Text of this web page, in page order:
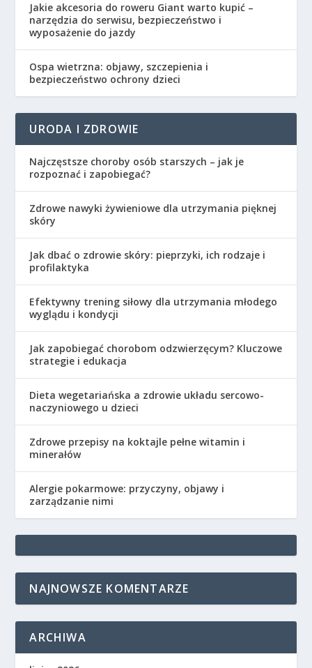
Jakie akcesoria do roweru Giant warto kupić –
narzędzia do serwisu, bezpieczeństwo i
wyposażenie do jazdy
Ospa wietrzna: objawy, szczepienia i
bezpieczeństwo ochrony dzieci
URODA I ZDROWIE
Najczęstsze choroby osób starszych – jak je
rozpoznać i zapobiegać?
Zdrowe nawyki żywieniowe dla utrzymania pięknej
skóry
Jak dbać o zdrowie skóry: pieprzyki, ich rodzaje i
profilaktyka
Efektywny trening siłowy dla utrzymania młodego
wyglądu i kondycji
Jak zapobiegać chorobom odzwierzęcym? Kluczowe
strategie i edukacja
Dieta wegetariańska a zdrowie układu sercowo-
naczyniowego u dzieci
Zdrowe przepisy na koktajle pełne witamin i
minerałów
Alergie pokarmowe: przyczyny, objawy i
zarządzanie nimi
NAJNOWSZE KOMENTARZE
ARCHIWA